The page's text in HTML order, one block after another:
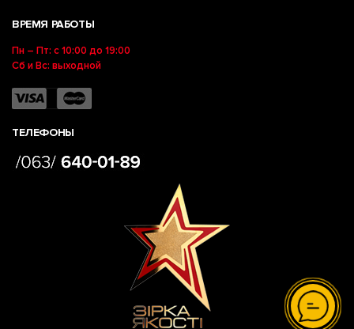
ВРЕМЯ РАБОТЫ
Пн – Пт: с 10:00 до 19:00
Сб и Вс: выходной
ТЕЛЕФОНЫ